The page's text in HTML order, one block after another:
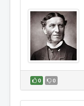
0 0